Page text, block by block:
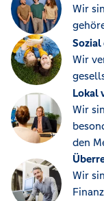
Wir
Wir
Lokal
Wir
den
Wir